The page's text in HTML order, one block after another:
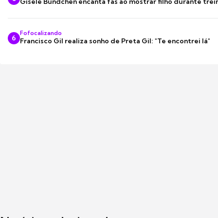
6
Fofocalizando
Francisco Gil realiza sonho de Preta Gil: "Te encontrei lá"